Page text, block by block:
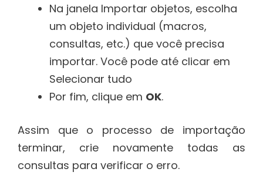
Na janela Importar objetos, escolha
um objeto individual (macros,
consultas, etc.) que você precisa
importar. Você pode até clicar em
Selecionar tudo
Por fim, clique em OK.
Assim que o processo de importação
terminar, crie novamente todas as
consultas para verificar o erro.